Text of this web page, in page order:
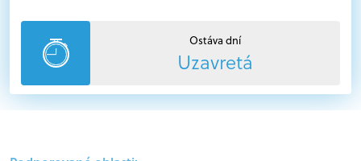
Ostáva dní
Uzavretá